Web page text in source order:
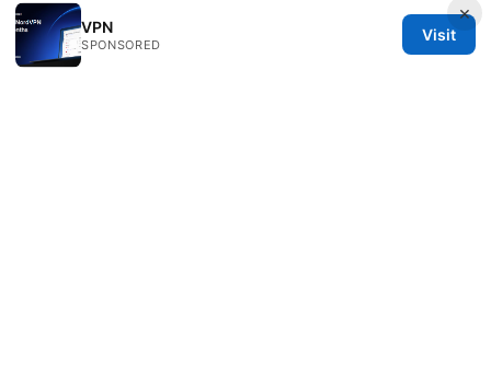
×
VPN
SPONSORED
Visit